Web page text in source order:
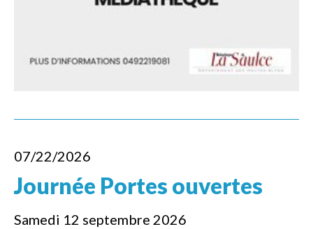
07/22/2026
Journée Portes ouvertes
Samedi 12 septembre 2026